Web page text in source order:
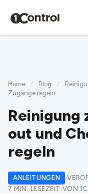
Home / Blog /
Zugänge regeln
Reinigung
out und
regeln
ANLEITUNGEN
7 MIN. LESEZEIT VON